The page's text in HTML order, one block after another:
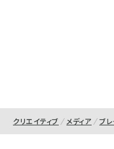
クリエイティブ メディア ブ